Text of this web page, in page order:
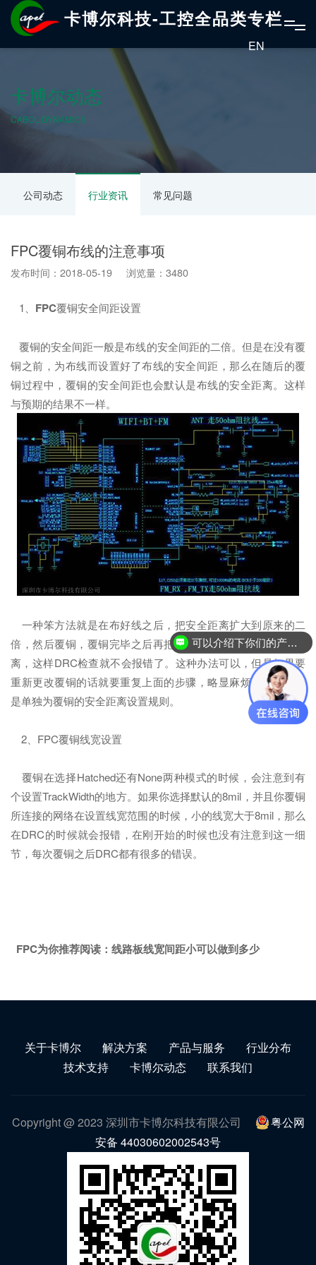
卡博尔科技-工控全品类专栏
EN
卡博尔动态
CABOL DYNAMICS
公司动态 行业资讯 常见问题
FPC覆铜布线的注意事项
发布时间：2018-05-19 浏览量：3480
1、 FPC覆铜安全间距设置
覆铜的安全间距一般是布线的安全间距的二倍。但是在没有覆
铜之前，为布线而设置好了布线的安全间距，那么在随后的覆
铜过程中，覆铜的安全间距也会默认是布线的安全距离。这样
与预期的结果不一样。
一种笨方法就是在布好线之后，把安全距离扩大到原来的二
倍，然后覆铜，覆铜完毕之后再把安全距离改回布线的安全距
离，这样DRC检查就不会报错了。这种办法可以，但是如果要
重新更改覆铜的话就要重复上面的步骤，略显麻烦，好的办法
是单独为覆铜的安全距离设置规则。
2、FPC覆铜线宽设置
覆铜在选择Hatched还有None两种模式的时候，会注意到有
个设置TrackWidth的地方。如果你选择默认的8mil，并且你覆铜
所连接的网络在设置线宽范围的时候，小的线宽大于8mil，那么
在DRC的时候就会报错，在刚开始的时候也没有注意到这一细
节，每次覆铜之后DRC都有很多的错误。
FPC为你推荐阅读： 线路板线宽间距小可以做到多少
关于卡博尔 解决方案 产品与服务
行业分布
技术支持
卡博尔动态 联系我们
Copyright @ 2023 深圳市卡博尔科技有限公司
粤公网
安备 44030602002543号
可以介绍下你们的产品么？